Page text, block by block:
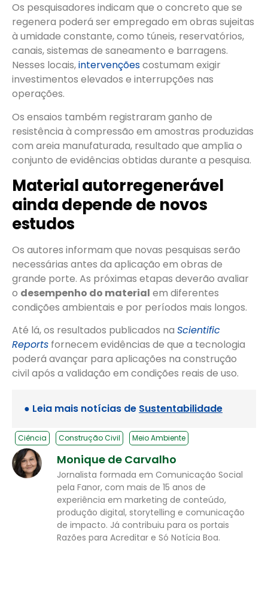
Os pesquisadores indicam que o concreto que se
regenera poderá ser empregado em obras sujeitas
à umidade constante, como túneis, reservatórios,
canais, sistemas de saneamento e barragens.
Nesses locais,intervençõescostumam exigir
investimentos elevados e interrupções nas
operações.
Os ensaios também registraram ganho de
resistência à compressão em amostras produzidas
com areia manufaturada, resultado que amplia o
conjunto de evidências obtidas durante a pesquisa.
Material autorregenerável
ainda depende de novos
estudos
Os autores informam que novas pesquisas serão
necessárias antes da aplicação em obras de
grande porte. As próximas etapas deverão avaliar
o desempenho do material em diferentes
condições ambientais e por períodos mais longos.
Até lá, os resultados publicados na Scientific
Reports fornecem evidências de que a tecnologia
poderá avançar para aplicações na construção
civil após a validação em condições reais de uso.
● Leia mais notícias de Sustentabilidade
Ciência Construção Civil Meio Ambiente
Monique de Carvalho
Jornalista formada em Comunicação Social
pela Fanor, com mais de 15 anos de
experiência em marketing de conteúdo,
produção digital, storytelling e comunicação
de impacto. Já contribuiu para os portais
Razões para Acreditar e Só Notícia Boa.